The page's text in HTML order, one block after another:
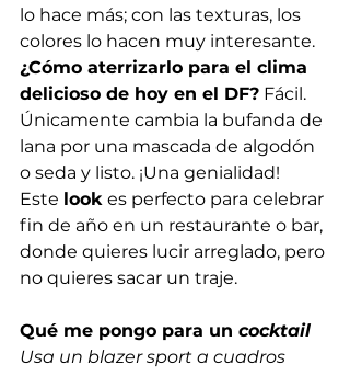
lo hace más; con las texturas, los
colores lo hacen muy interesante.
¿Cómo aterrizarlo para el clima
delicioso de hoy en el DF? Fácil.
Únicamente cambia la bufanda de
lana por una mascada de algodón
o seda y listo. ¡Una genialidad!
Este look es perfecto para celebrar
fin de año en un restaurante o bar,
donde quieres lucir arreglado, pero
no quieres sacar un traje.
Qué me pongo para un cocktail
Usa un blazer sport a cuadros